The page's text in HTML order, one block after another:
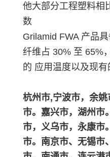
他大部分工程塑料相
数
Grilamid FWA 产品
纤维占 30% 至 65%
的 应用温度以及现有
杭州市,宁波市，余
市。嘉兴市，湖州市
市，义乌市，永康市
市。南京市、无锡市